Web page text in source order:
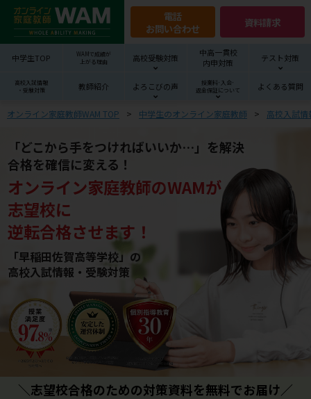
電話
お問い合わせ
資料請求
中学生TOP
WAMで成績が
上がる理由
高校受験対策
中高一貫校
内申対策
テスト対策
高校入試情報
・受験対策
教師紹介 よろこびの声
授業料･入会･
返金保証について
よくある質問
オンライン家庭教師WAM TOP 中学生のオンライン家庭教師 高校入試
「どこから手をつければいいか…」を解決
合格を確信に変える！
オンライン家庭教師のWAMが
志望校に
逆転合格させます！
「早稲田佐賀高等学校」の
高校入試情報・受験対策
＼志望校合格のための対策資料を無料でお届け／